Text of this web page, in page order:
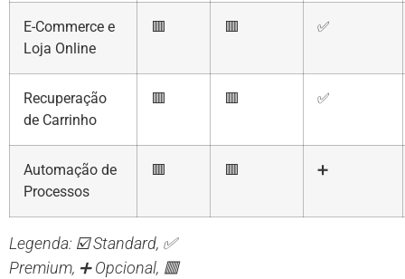
E-Commerce e
Loja Online
🟥 🟥 ✅
Recuperação
de Carrinho
🟥 🟥 ✅
Automação de
Processos
🟥 🟥 ➕
Legenda: ☑️ Standard, ✅
Premium, ➕ Opcional, 🟥